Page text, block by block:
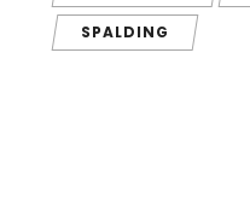
SPALDING